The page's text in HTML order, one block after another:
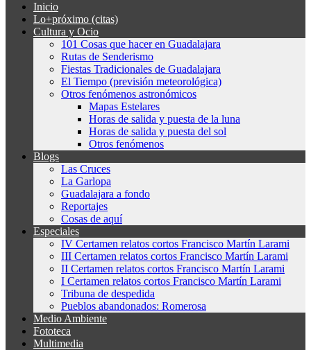
Inicio
Lo+próximo (citas)
Cultura y Ocio
101 Cosas que hacer en Guadalajara
Rutas de Senderismo
Fiestas Tradicionales de Guadalajara
El Tiempo (previsión meteorológica)
Otros fenómenos astronómicos
Mapas Estelares
Horas de salida y puesta de la luna
Horas de salida y puesta del sol
Otros fenómenos
Blogs
Las Cruces
La Garlopa
Guadalajara a fondo
Reportajes
Cosas de aquí
Especiales
IV Certamen relatos cortos Francisco Martín Larami
III Certamen relatos cortos Francisco Martín Larami
II Certamen relatos cortos Francisco Martín Larami
I Certamen relatos cortos Francisco Martín Larami
Tribuna de despedida
Pueblos abandonados: Romerosa
Medio Ambiente
Fototeca
Multimedia